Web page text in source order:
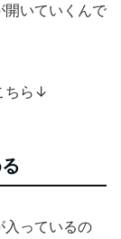
開いていくんで
ちら↓
入っているの